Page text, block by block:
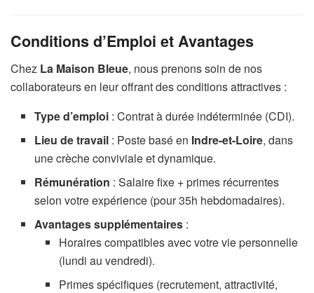
Conditions d’Emploi et Avantages
Chez La Maison Bleue, nous prenons soin de nos
collaborateurs en leur offrant des conditions attractives :
Type d’emploi : Contrat à durée indéterminée (CDI).
Lieu de travail : Poste basé en Indre-et-Loire, dans
une crèche conviviale et dynamique.
Rémunération : Salaire fixe + primes récurrentes
selon votre expérience (pour 35h hebdomadaires).
Avantages supplémentaires :
Horaires compatibles avec votre vie personnelle
(lundi au vendredi).
Primes spécifiques (recrutement, attractivité,